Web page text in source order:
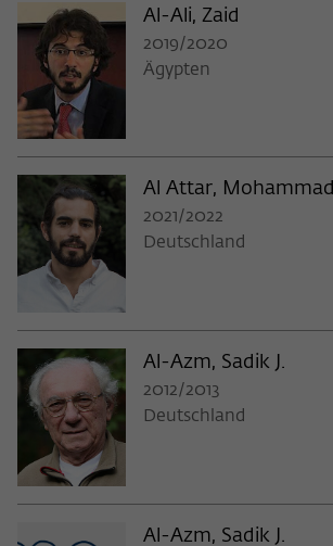
Al-Ali, Zaid
2019/2020
Ägypten
Al Attar, Mohammad
2021/2022
Deutschland
Al-Azm, Sadik J.
2012/2013
Deutschland
Al-Azm, Sadik J.